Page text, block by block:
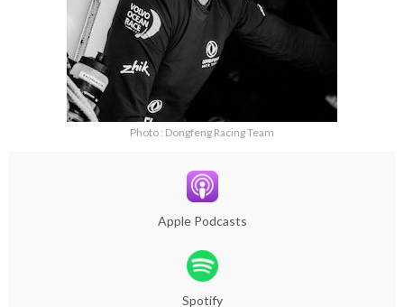
Photo : Dongfeng Racing Team
Apple Podcasts
Spotify